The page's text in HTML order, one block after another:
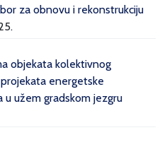
za obnovu i rekonstrukciju
objekata kolektivnog
energetske
užem gradskom jezgru